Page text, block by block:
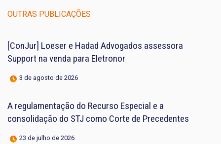
OUTRAS PUBLICAÇÕES
[ConJur] Loeser e Hadad Advogados assessora
Support na venda para Eletronor
3 de agosto de 2026
A regulamentação do Recurso Especial e a
consolidação do STJ como Corte de Precedentes
23 de julho de 2026